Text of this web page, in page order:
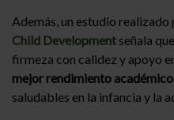
Además, un estudio realizado
Child Development señala
firmeza con calidez y apoyo
mejor rendimiento
saludables en la infancia y la